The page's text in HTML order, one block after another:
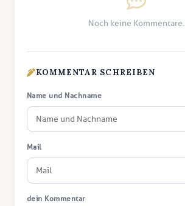
Noch keine Kommentare.
KOMMENTAR SCHREIBEN
Name und Nachname
Mail
dein Kommentar